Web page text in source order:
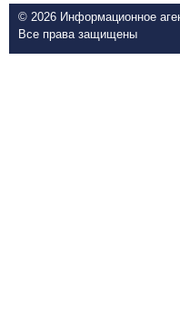
© 2026 Информационное
Все права защищены